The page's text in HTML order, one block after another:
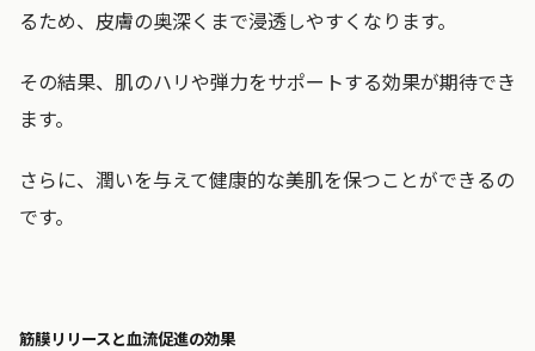
るため、皮膚の奥深くまで浸透しやすくなります。
その結果、肌のハリや弾力をサポートする効果が期待でき
ます。
さらに、潤いを与えて健康的な美肌を保つことができるの
です。
筋膜リリースと血流促進の効果